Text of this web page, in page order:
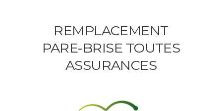
REMPLACEMENT
PARE-BRISE TOUTES
ASSURANCES